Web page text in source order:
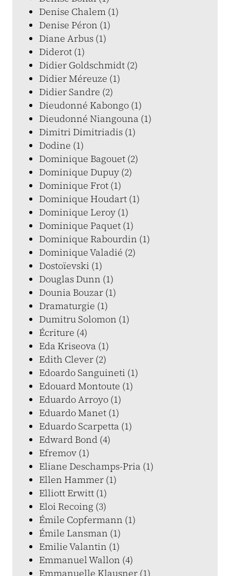
Denise Chalem (1)
Denise Péron (1)
Diane Arbus (1)
Diderot (1)
Didier Goldschmidt (2)
Didier Méreuze (1)
Didier Sandre (2)
Dieudonné Kabongo (1)
Dieudonné Niangouna (1)
Dimitri Dimitriadis (1)
Dodine (1)
Dominique Bagouet (2)
Dominique Dupuy (2)
Dominique Frot (1)
Dominique Houdart (1)
Dominique Leroy (1)
Dominique Paquet (1)
Dominique Rabourdin (1)
Dominique Valadié (2)
Dostoïevski (1)
Douglas Dunn (1)
Dounia Bouzar (1)
Dramaturgie (1)
Dumitru Solomon (1)
Écriture (4)
Eda Kriseova (1)
Edith Clever (2)
Edoardo Sanguineti (1)
Edouard Montoute (1)
Eduardo Arroyo (1)
Eduardo Manet (1)
Eduardo Scarpetta (1)
Edward Bond (4)
Efremov (1)
Eliane Deschamps-Pria (1)
Ellen Hammer (1)
Elliott Erwitt (1)
Eloi Recoing (3)
Émile Copfermann (1)
Émile Lansman (1)
Emilie Valantin (1)
Emmanuel Wallon (4)
Emmanuelle Klausner (1)